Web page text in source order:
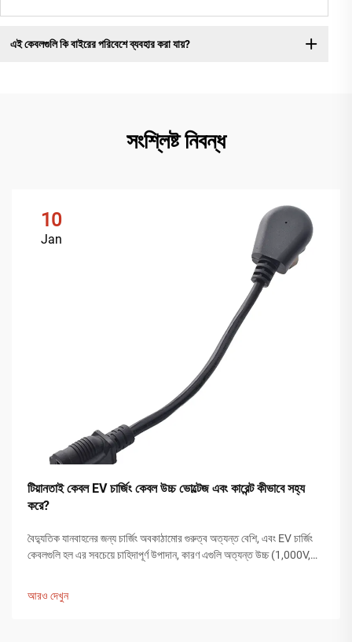
এই কেবলগুলি কি বাইরের পরিবেশে ব্যবহার করা যায়?
সংশ্লিষ্ট নিবন্ধ
10
Jan
টিয়ানতাই কেবল EV চার্জিং কেবল উচ্চ ভোল্টেজ এবং কারেন্ট কীভাবে সহ্য
করে?
বৈদ্যুতিক যানবাহনের জন্য চার্জিং অবকাঠামোর গুরুত্ব অত্যন্ত বেশি, এবং EV চার্জিং
কেবলগুলি হল এর সবচেয়ে চাহিদাপূর্ণ উপাদান, কারণ এগুলি অত্যন্ত উচ্চ (1,000V,
আরও দেখুন